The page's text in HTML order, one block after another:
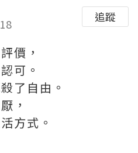
追蹤
價，
可。
了自由。
，
方式。